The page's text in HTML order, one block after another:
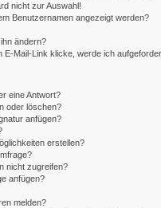
nicht zur Auswahl!
Benutzernamen angezeigt werden?
ändern?
E-Mail-Link klicke, werde ich
eine Antwort?
oder löschen?
anfügen?
erstellen?
nicht zugreifen?
anfügen?
melden?